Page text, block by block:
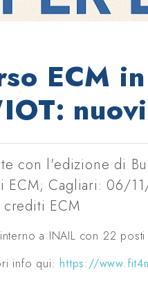
ECM
con l'edizione di
ECM; Cagliari: 06/
crediti ECM
a INAIL con 22
info qui:https://